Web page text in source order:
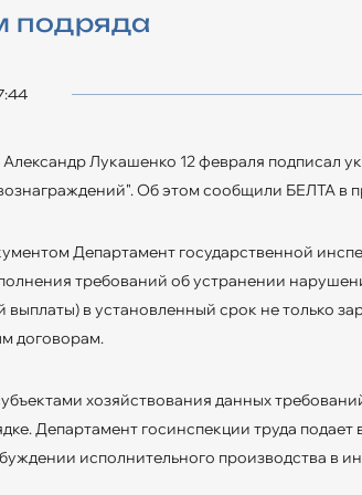
подряда
Лукашенко 12 февраля подписал
Об этом сообщили БЕЛТА в
Департамент государственной
требований об устранении
выплаты) в установленный срок не только
договорам.
хозяйствования данных
Департамент госинспекции труда
исполнительного производства в